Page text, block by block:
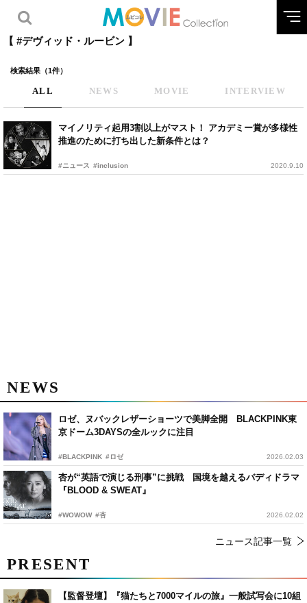
【 #デヴィッド・ルービン 】
検索結果（1件）
ALL NEWS MOVIE INTERVIEW
マイノリティ起用3割以上がマスト！ アカデミー賞が多様性
推進のために打ち出した新条件とは？
#ニュース #inclusion 2020.9.10
NEWS
ロゼ、ヌバックレザーショーツで美脚全開 BLACKPINK東
京ドーム3DAYSの全ルックに注目
#BLACKPINK #ロゼ 2026.02.03
杏が“英語で演じる刑事”に挑戦 国境を越えるバディドラマ
『BLOOD & SWEAT』
#WOWOW #杏 2026.02.02
ニュース記事一覧
PRESENT
【監督登壇】『猫たちと7000マイルの旅』一般試写会に10組